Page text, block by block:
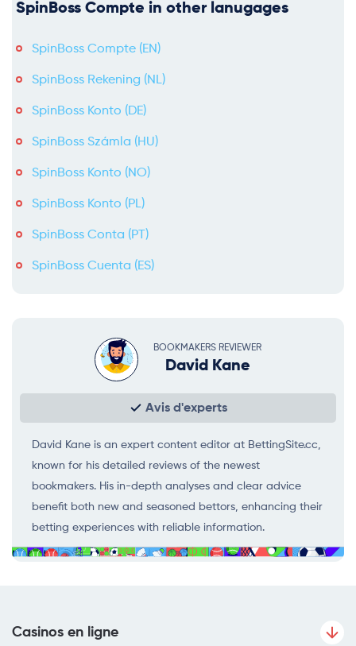
SpinBoss Compte in other lanugages
SpinBoss Compte (EN)
SpinBoss Rekening (NL)
SpinBoss Konto (DE)
SpinBoss Számla (HU)
SpinBoss Konto (NO)
SpinBoss Konto (PL)
SpinBoss Conta (PT)
SpinBoss Cuenta (ES)
BOOKMAKERS REVIEWER
David Kane
Avis d'experts
David Kane is an expert content editor at BettingSite.cc,
known for his detailed reviews of the newest
bookmakers. His in-depth analyses and clear advice
benefit both new and seasoned bettors, enhancing their
betting experiences with reliable information.
Casinos en ligne